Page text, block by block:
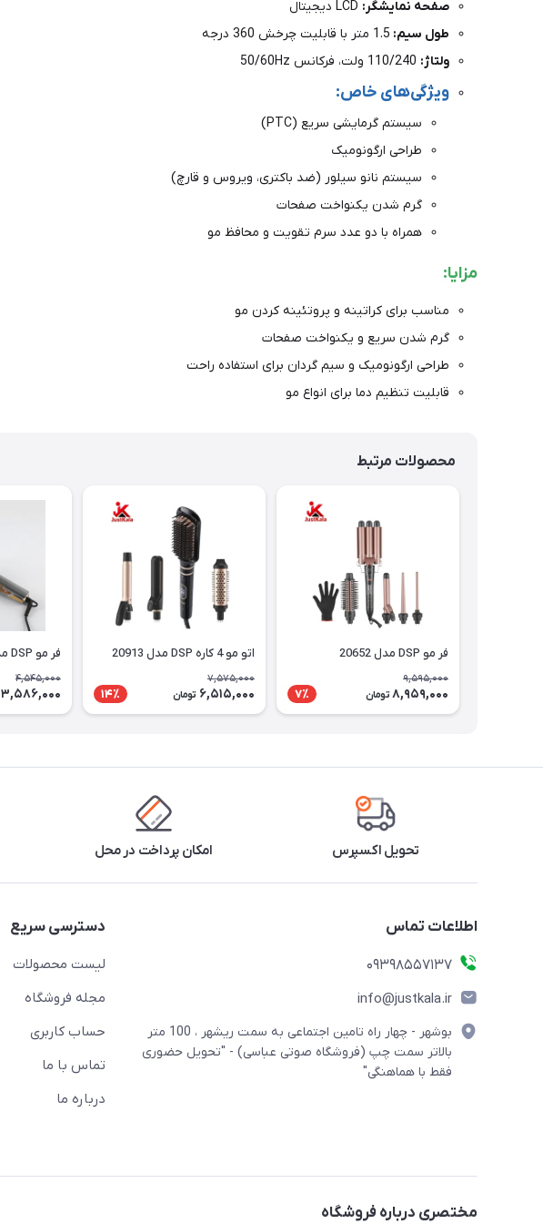
صفحه نمایشگر:
طول سیم: 1.5 متر با قابلیت چرخش 360 درجه
ولتاژ:
ویژگی‌های خاص:
سیستم گرمایشی سریع (PTC)
طراحی ارگونومیک
سیستم نانو سیلور (ضد باکتری، ویروس و قارچ)
گرم شدن یکنواخت صفحات
همراه با دو عدد سرم تقویت و محافظ مو
مزایا:
مناسب برای کراتینه و پروتئینه کردن مو
گرم شدن سریع و یکنواخت صفحات
طراحی ارگونومیک و سیم گردان برای استفاده راحت
قابلیت تنظیم دما برای انواع مو
محصولات مرتبط
فر مو DSP مدل 20652
9,595,000
8,959,000 تومان 7٪
اتو مو 4 کاره DSP مدل 20913
7,575,000
6,515,000 تومان 14٪
فر مو DSP مدل 20589
4,545,000
3,586,000
تحویل اکسپرس امکان پرداخت در محل
اطلاعات تماس
09398557137
info@justkala.ir
بوشهر - چهار راه تامین اجتماعی به سمت ریشهر ، 100 متر
بالاتر سمت چپ (فروشگاه صوتی عباسی) - "تحویل حضوری
فقط با هماهنگی"
دسترسی سریع
لیست محصولات
مجله فروشگاه
حساب کاربری
تماس با ما
درباره ما
مختصری درباره فروشگاه